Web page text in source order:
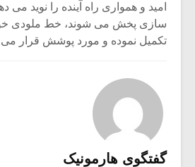
امید و همواری راه آینده را نوید می
سازی پخش می شوند، خط ملودی
تکمیل نموده و مورد پوشش قرار می
گفتگوی هارمونیک